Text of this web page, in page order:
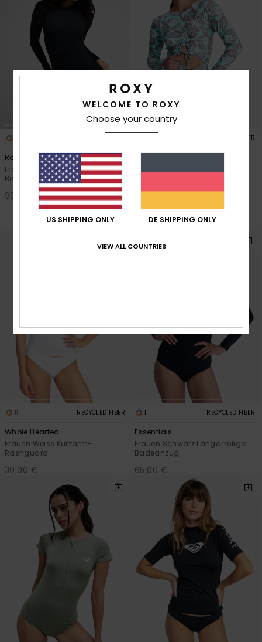
Roxy Jetty
Frauen Schwarz Langärmliger
Badeanzug
90,00 €
RECYCLED FIBER
56,00 €
SALE
6 RECYCLED FIBER
Whole Hearted
Frauen Weiss Kurzarm-
Rashguard
30,00 €
1 RECYCLED FIBER
Essentials
Frauen Schwarz Langärmliger
Badeanzug
65,00 €
WELCOME TO ROXY
Choose your country
US SHIPPING ONLY DE SHIPPING ONLY
VIEW ALL COUNTRIES